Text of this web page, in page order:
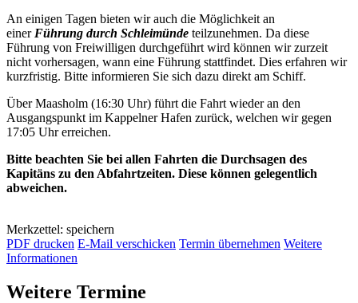
An einigen Tagen bieten wir auch die Möglichkeit an
einer Führung durch Schleimünde teilzunehmen. Da diese
Führung von Freiwilligen durchgeführt wird können wir zurzeit
nicht vorhersagen, wann eine Führung stattfindet. Dies erfahren wir
kurzfristig. Bitte informieren Sie sich dazu direkt am Schiff.
Über Maasholm (16:30 Uhr) führt die Fahrt wieder an den
Ausgangspunkt im Kappelner Hafen zurück, welchen wir gegen
17:05 Uhr erreichen.
Bitte beachten Sie bei allen Fahrten die Durchsagen des
Kapitäns zu den Abfahrtzeiten. Diese können gelegentlich
abweichen.
Merkzettel: speichern
PDF drucken E-Mail verschicken Termin übernehmen Weitere
Informationen
Weitere Termine